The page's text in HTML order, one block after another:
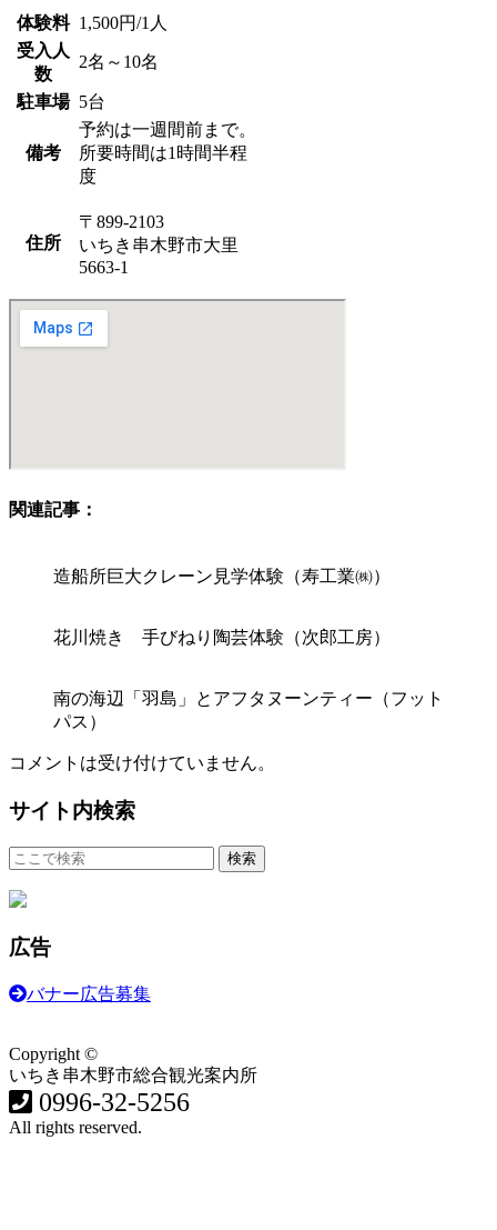
体験料 1,500円/1人
受入人
数
2名～10名
駐車場 5台
備考
予約は一週間前まで。
所要時間は1時間半程
度
住所
〒899-2103
いちき串木野市大里
5663-1
関連記事：
造船所巨大クレーン見学体験（寿工業㈱）
花川焼き 手びねり陶芸体験（次郎工房）
南の海辺「羽島」とアフタヌーンティー（フット
パス）
コメントは受け付けていません。
サイト内検索
広告
バナー広告募集
Copyright ©
いちき串木野市総合観光案内所
0996-32-5256
All rights reserved.